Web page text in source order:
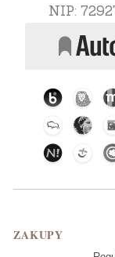
NIP:
Linki w
ZAKUPY